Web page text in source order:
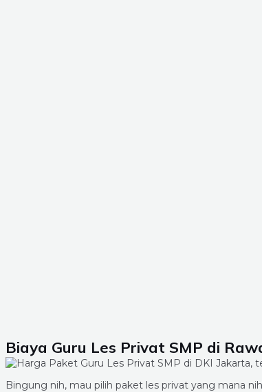
Biaya Guru Les Privat SMP di
Bingung nih, mau pilih paket les privat yang mana